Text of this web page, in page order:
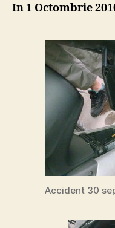
In 1 Octombrie
Accident 30